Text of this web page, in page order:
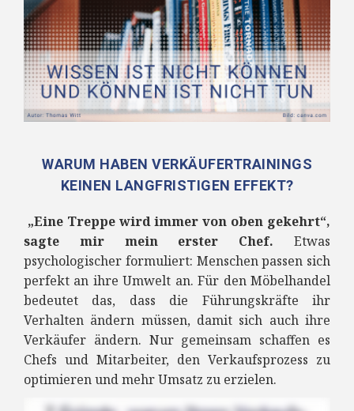
WARUM HABEN VERKÄUFERTRAININGS
KEINEN LANGFRISTIGEN EFFEKT?
„Eine Treppe wird immer von oben gekehrt“,
sagte mir mein erster Chef. Etwas
psychologischer formuliert: Menschen passen sich
perfekt an ihre Umwelt an. Für den Möbelhandel
bedeutet das, dass die Führungskräfte ihr
Verhalten ändern müssen, damit sich auch ihre
Verkäufer ändern. Nur gemeinsam schaffen es
Chefs und Mitarbeiter, den Verkaufsprozess zu
optimieren und mehr Umsatz zu erzielen.